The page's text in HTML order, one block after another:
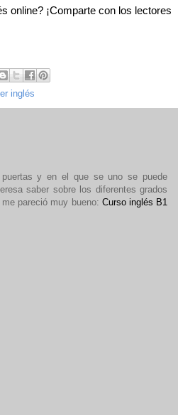
online? ¡Comparte con los lectores
inglés
y en el que se uno se puede
saber sobre los diferentes grados
pareció muy bueno: Curso inglés B1